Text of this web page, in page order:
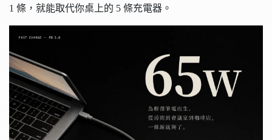
1 條，就能取代你桌上的 5 條充電器。